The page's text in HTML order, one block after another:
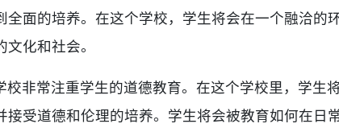
全面的培养。在这个学校，学生将会在一个融洽的
化和社会。
校非常注重学生的道德教育。在这个学校里，学生
接受道德和伦理的培养。学生将会被教育如何在日